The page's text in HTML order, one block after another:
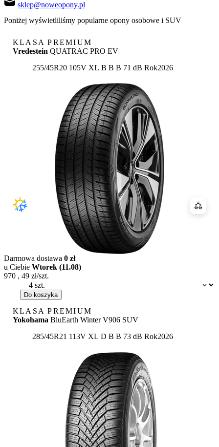
sklep@noweopony.pl
Poniżej wyświetliliśmy popularne opony osobowe i SUV
KLASA PREMIUM
Vredestein QUATRAC PRO EV
255/45R20 105V XL Etykieta:
B B B 71 dB Rok2026
Dostępność:
Darmowa dostawa 0 zł
u Ciebie Wtorek (11.08)
970 , 49 zł/szt.
Do koszyka
KLASA PREMIUM
Yokohama BluEarth Winter V906 SUV
285/45R21 113V XL Etykieta:
D B B 73 dB Rok2026